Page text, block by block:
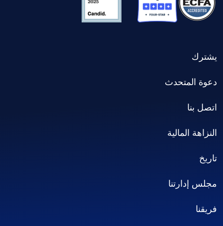
يشترك
دعوة المتحدث
اتصل بنا
النزاهة المالية
تاريخ
مجلس إدارتنا
فريقنا